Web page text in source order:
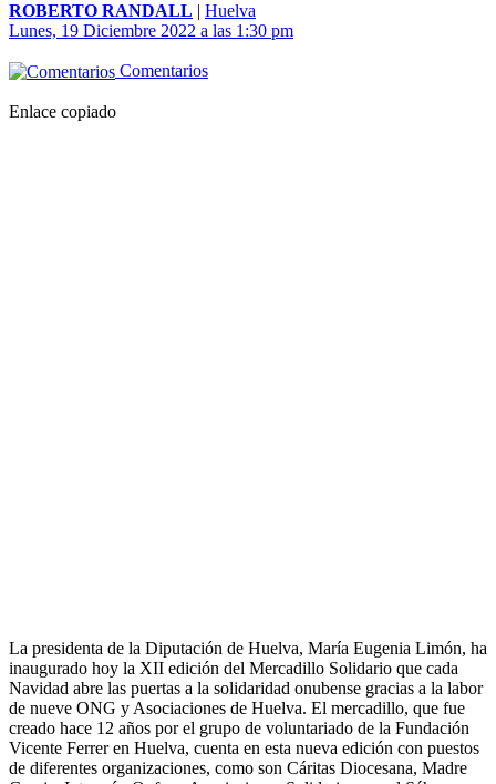
ROBERTO RANDALL | Huelva
Lunes, 19 Diciembre 2022 a las 1:30 pm
Comentarios
Enlace copiado
La presidenta de la Diputación de Huelva, María Eugenia Limón, ha
inaugurado hoy la XII edición del Mercadillo Solidario que cada
Navidad abre las puertas a la solidaridad onubense gracias a la labor
de nueve ONG y Asociaciones de Huelva. El mercadillo, que fue
creado hace 12 años por el grupo de voluntariado de la Fundación
Vicente Ferrer en Huelva, cuenta en esta nueva edición con puestos
de diferentes organizaciones, como son Cáritas Diocesana, Madre